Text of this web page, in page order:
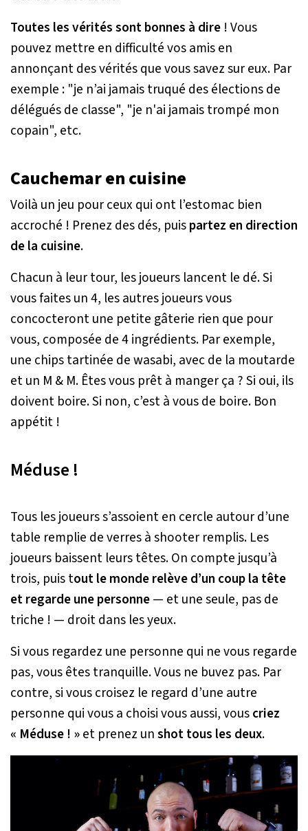
Toutes les vérités sont bonnes à dire ! Vous
pouvez mettre en difficulté vos amis en
annonçant des vérités que vous savez sur eux. Par
exemple : "je n’ai jamais truqué des élections de
délégués de classe", "je n'ai jamais trompé mon
copain", etc.
Cauchemar en cuisine
Voilà un jeu pour ceux qui ont l’estomac bien
accroché ! Prenez des dés, puispartez en direction
de la cuisine.
Chacun à leur tour, les joueurs lancent le dé. Si
vous faites un 4, les autres joueurs vous
concocteront une petite gâterie rien que pour
vous, composée de 4 ingrédients. Par exemple,
une chips tartinée de wasabi, avec de la moutarde
et un M & M. Êtes vous prêt à manger ça ? Si oui, ils
doivent boire. Si non, c’est à vous de boire. Bon
appétit !
Méduse !
Tous les joueurs s’assoient en cercle autour d’une
table remplie de verres à shooter remplis. Les
joueurs baissent leurs têtes. On compte jusqu’à
trois, puis tout le monde relève d’un coup la tête
et regarde une personne— et une seule, pas de
triche ! — droit dans les yeux.
Si vous regardez une personne qui ne vous regarde
pas, vous êtes tranquille. Vous ne buvez pas. Par
contre, si vous croisez le regard d’une autre
personne qui vous a choisi vous aussi, vouscriez
« Méduse ! »et prenez unshot tous les deux.